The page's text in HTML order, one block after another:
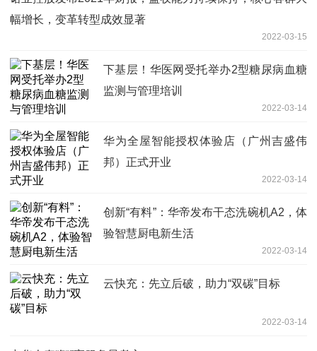
幅增长，变革转型成效显著
2022-03-15
下基层！华医网受托举办2型糖尿病血糖
监测与管理培训
2022-03-14
华为全屋智能授权体验店（广州吉盛伟
邦）正式开业
2022-03-14
创新“有料”：华帝发布干态洗碗机A2，体
验智慧厨电新生活
2022-03-14
云快充：先立后破，助力“双碳”目标
2022-03-14